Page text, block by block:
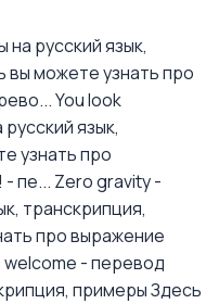
русский язык,
вы можете узнать про
You look
язык,
узнать про
пе... Zero gravity -
транскрипция,
про выражение
welcome - перевод
примерыЗдесь